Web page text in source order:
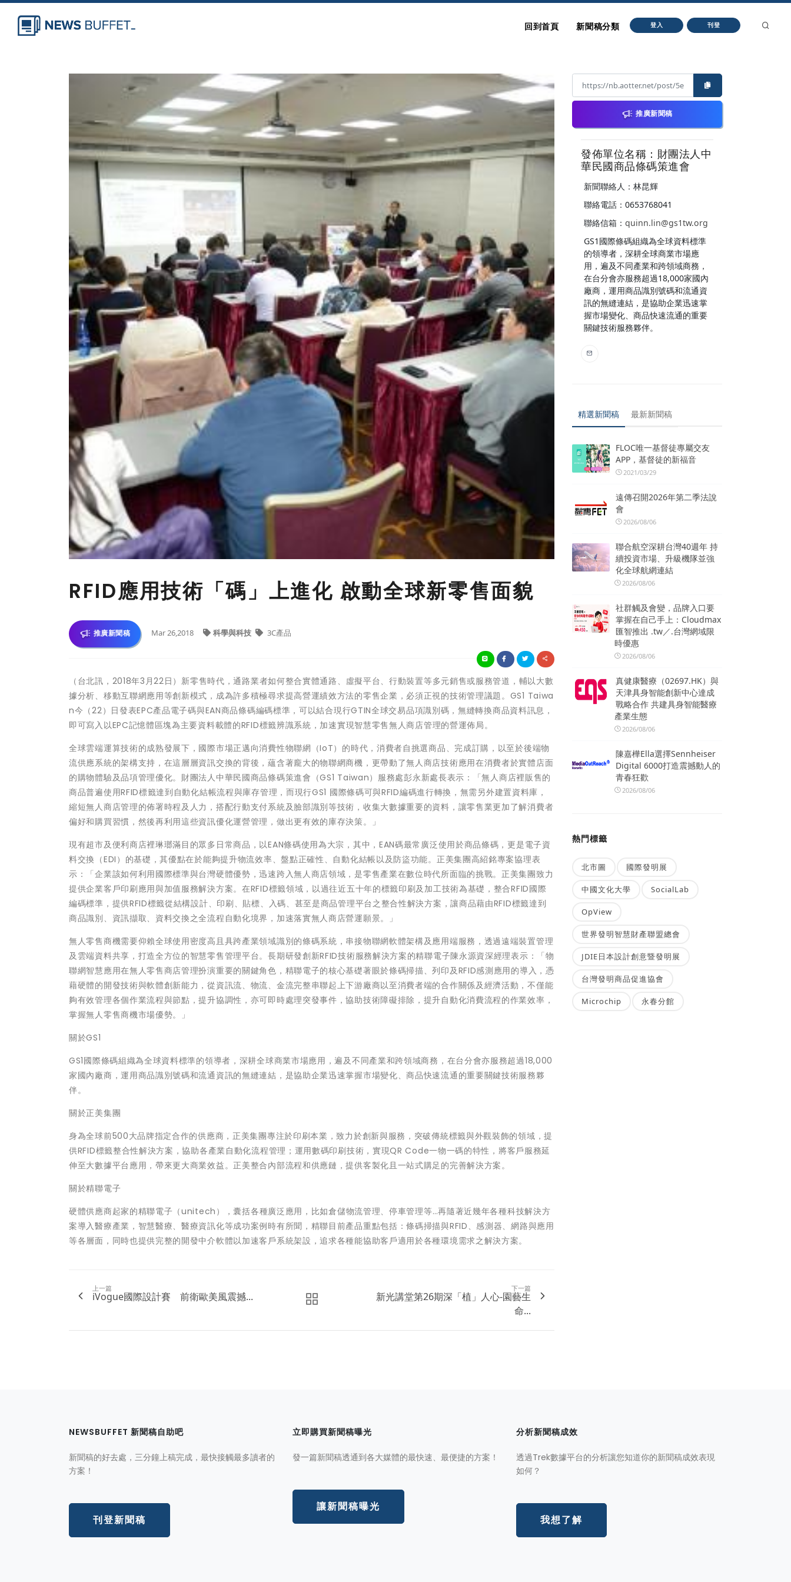
回到首頁 新聞稿分類 登入 刊登
RFID應用技術「碼」上進化 啟動全球新零售面貌
推廣新聞稿 Mar 26,2018 科學與科技 3C產品
（台北訊，2018年3月22日）新零售時代，通路業者如何整合實體通路、虛擬平台、行動裝置等多元銷售或服務管道，輔以大數
據分析、移動互聯網應用等創新模式，成為許多積極尋求提高營運績效方法的零售企業，必須正視的技術管理議題。GS1 Taiwa
n今（22）日發表EPC產品電子碼與EAN商品條碼編碼標準，可以結合現行GTIN全球交易品項識別碼，無縫轉換商品資料訊息，
即可寫入以EPC記憶體區塊為主要資料載體的RFID標籤辨識系統，加速實現智慧零售無人商店管理的營運佈局。
全球雲端運算技術的成熟發展下，國際市場正邁向消費性物聯網（IoT）的時代，消費者自挑選商品、完成訂購，以至於後端物
流供應系統的架構支持，在這層層資訊交換的背後，蘊含著龐大的物聯網商機，更帶動了無人商店技術應用在消費者於實體店面
的購物體驗及品項管理優化。財團法人中華民國商品條碼策進會（GS1 Taiwan）服務處彭永新處長表示：「無人商店裡販售的
商品普遍使用RFID標籤達到自動化結帳流程與庫存管理，而現行GS1 國際條碼可與RFID編碼進行轉換，無需另外建置資料庫，
縮短無人商店管理的佈署時程及人力，搭配行動支付系統及臉部識別等技術，收集大數據重要的資料，讓零售業更加了解消費者
偏好和購買習慣，然後再利用這些資訊優化運營管理，做出更有效的庫存決策。」
現有超市及便利商店裡琳瑯滿目的眾多日常商品，以EAN條碼使用為大宗，其中，EAN碼最常廣泛使用於商品條碼，更是電子資
料交換（EDI）的基礎，其優點在於能夠提升物流效率、盤點正確性、自動化結帳以及防盜功能。正美集團高紹銘專案協理表
示：「企業該如何利用國際標準與台灣硬體優勢，迅速跨入無人商店領域，是零售產業在數位時代所面臨的挑戰。正美集團致力
提供企業客戶印刷應用與加值服務解決方案。在RFID標籤領域，以過往近五十年的標籤印刷及加工技術為基礎，整合RFID國際
編碼標準，提供RFID標籤從結構設計、印刷、貼標、入碼、甚至是商品管理平台之整合性解決方案，讓商品藉由RFID標籤達到
商品識別、資訊擷取、資料交換之全流程自動化境界，加速落實無人商店營運願景。」
無人零售商機需要仰賴全球使用密度高且具跨產業領域識別的條碼系統，串接物聯網軟體架構及應用端服務，透過遠端裝置管理
及雲端資料共享，打造全方位的智慧零售管理平台。長期研發創新RFID技術服務解決方案的精聯電子陳永源資深經理表示：「物
聯網智慧應用在無人零售商店管理扮演重要的關鍵角色，精聯電子的核心基礎著眼於條碼掃描、列印及RFID感測應用的導入，憑
藉硬體的開發技術與軟體創新能力，從資訊流、物流、金流完整串聯起上下游廠商以至消費者端的合作關係及經濟活動，不僅能
夠有效管理各個作業流程與節點，提升協調性，亦可即時處理突發事件，協助技術障礙排除，提升自動化消費流程的作業效率，
掌握無人零售商機市場優勢。」
關於GS1
GS1國際條碼組織為全球資料標準的領導者，深耕全球商業市場應用，遍及不同產業和跨領域商務，在台分會亦服務超過18,000
家國內廠商，運用商品識別號碼和流通資訊的無縫連結，是協助企業迅速掌握市場變化、商品快速流通的重要關鍵技術服務夥
伴。
關於正美集團
身為全球前500大品牌指定合作的供應商，正美集團專注於印刷本業，致力於創新與服務，突破傳統標籤與外觀裝飾的領域，提
供RFID標籤整合性解決方案，協助各產業自動化流程管理；運用數碼印刷技術，實現QR Code一物一碼的特性，將客戶服務延
伸至大數據平台應用，帶來更大商業效益。正美整合內部流程和供應鏈，提供客製化且一站式購足的完善解決方案。
關於精聯電子
硬體供應商起家的精聯電子（unitech），囊括各種廣泛應用，比如倉儲物流管理、停車管理等…再隨著近幾年各種科技解決方
案導入醫療產業，智慧醫療、醫療資訊化等成功案例時有所聞，精聯目前產品重點包括：條碼掃描與RFID、感測器、網路與應用
等各層面，同時也提供完整的開發中介軟體以加速客戶系統架設，追求各種能協助客戶適用於各種環境需求之解決方案。
上一篇
iVogue國際設計賽 前衛歐美風震撼...
下一篇
新光講堂第26期深「植」人心-園藝生
命...
推廣新聞稿
發佈單位名稱：財團法人中
華民國商品條碼策進會
新聞聯絡人：林昆輝
聯絡電話：0653768041
聯絡信箱： quinn.lin@gs1tw.org
GS1國際條碼組織為全球資料標準
的領導者，深耕全球商業市場應
用，遍及不同產業和跨領域商務，
在台分會亦服務超過18,000家國內
廠商，運用商品識別號碼和流通資
訊的無縫連結，是協助企業迅速掌
握市場變化、商品快速流通的重要
關鍵技術服務夥伴。
精選新聞稿 最新新聞稿
FLOC唯一基督徒專屬交友
APP，基督徒的新福音
2021/03/29
遠傳召開2026年第二季法說
會
2026/08/06
聯合航空深耕台灣40週年 持
續投資市場、升級機隊並強
化全球航網連結
2026/08/06
社群觸及會變，品牌入口要
掌握在自己手上：Cloudmax
匯智推出 .tw／.台灣網域限
時優惠
2026/08/06
真健康醫療（02697.HK）與
天津具身智能創新中心達成
戰略合作 共建具身智能醫療
產業生態
2026/08/06
陳嘉樺Ella選擇Sennheiser
Digital 6000打造震撼動人的
青春狂歡
2026/08/06
熱門標籤
北市圖 國際發明展
中國文化大學 SocialLab
OpView
世界發明智慧財產聯盟總會
JDIE日本設計創意暨發明展
台灣發明商品促進協會
Microchip 永春分館
NEWSBUFFET 新聞稿自助吧
新聞稿的好去處，三分鐘上稿完成，最快接觸最多讀者的
方案！
刊登新聞稿
立即購買新聞稿曝光
發一篇新聞稿透通到各大媒體的最快速、最便捷的方案！
讓新聞稿曝光
分析新聞稿成效
透過Trek數據平台的分析讓您知道你的新聞稿成效表現
如何？
我想了解